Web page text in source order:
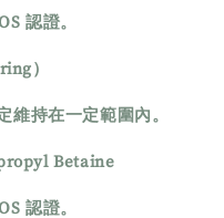
認證。
）
持在一定範圍內。
Betaine
認證。